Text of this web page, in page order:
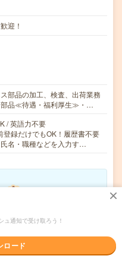
迎！
部品の加工、検査、出荷業務
部品≪待遇・福利厚生≫・…
/ 英語力不要
録だけでもOK！履歴書不要
名・職種などを入力す…
詳しく見る
ュ通知で受け取ろう！
ロード